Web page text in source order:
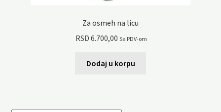
Za osmeh na licu
RSD 6.700,00 Sa PDV-om
Dodaj u korpu